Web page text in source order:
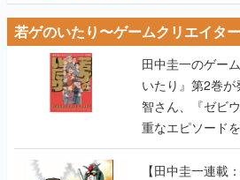
若ゲのいたり〜ゲームクリエイタ
田中圭一のゲー
いたり』第2巻
智さん、『ゼビ
重なエピソード
【田中圭一連載：